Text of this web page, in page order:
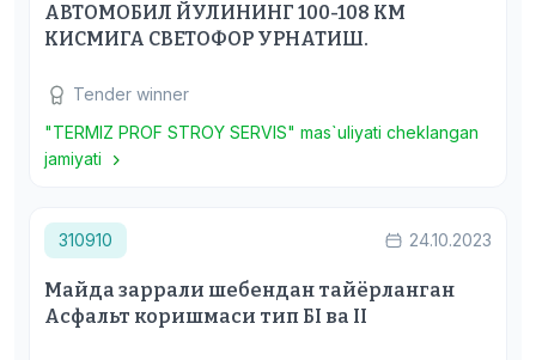
АВТОМОБИЛ ЙУЛИНИНГ 100-108 КМ
КИСМИГА СВЕТОФОР УРНАТИШ.
Tender winner
"TERMIZ PROF STROY SERVIS" mas`uliyati cheklangan
jamiyati
310910 24.10.2023
Майда заррали шебендан тайёрланган
Асфальт коришмаси тип БI ва II